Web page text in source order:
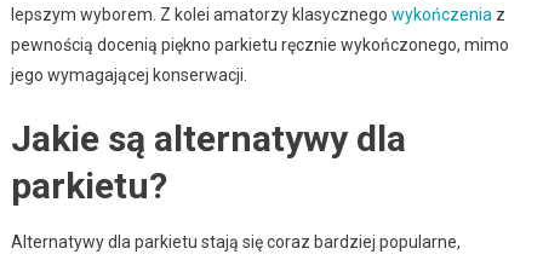
lepszym wyborem. Z kolei amatorzy klasycznego wykończenia z
pewnością docenią piękno parkietu ręcznie wykończonego, mimo
jego wymagającej konserwacji.
Jakie są alternatywy dla
parkietu?
Alternatywy dla parkietu stają się coraz bardziej popularne,